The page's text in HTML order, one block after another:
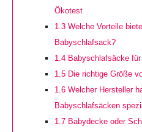
Ökotest
1.3Welche Vorteile
Babyschlafsack?
1.4Babyschlafsäcke für
1.5Die richtige Größe
1.6Welcher Hersteller
Babyschlafsäcken
1.7Babydecke oder